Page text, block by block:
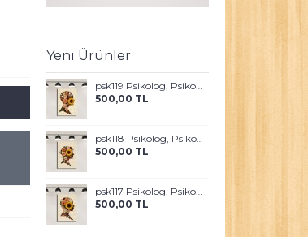
Yeni Ürünler
psk119 Psikolog, Psikoterapi ve Psikiyatri Merkezi, Terapi Odası Tablosu Sanatla Terapi
500,00 TL
psk118 Psikolog, Psikoterapi ve Psikiyatri Merkezi, Terapi Odası Tablosu Sanatla Terapi
500,00 TL
psk117 Psikolog, Psikoterapi ve Psikiyatri Merkezi, Terapi Odası Tablosu Sanatla Terapi
500,00 TL